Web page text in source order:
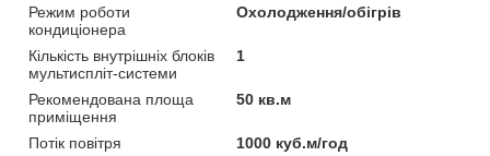
Режим роботи
кондиціонера
Охолодження/обігрів
Кількість внутрішніх блоків
мультиспліт-системи
1
Рекомендована площа
приміщення
50 кв.м
Потік повітря
1000 куб.м/год